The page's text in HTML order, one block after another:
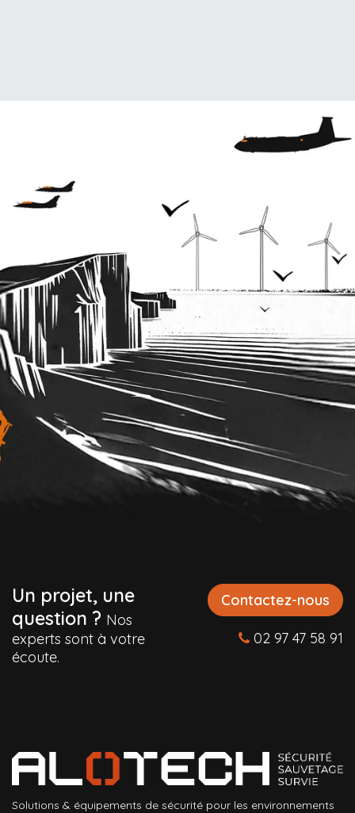
Un projet, une
question ? Nos
experts sont à votre
écoute.
Contactez-nous
02 97 47 58 91
Solutions & équipements de sécurité pour les environnements